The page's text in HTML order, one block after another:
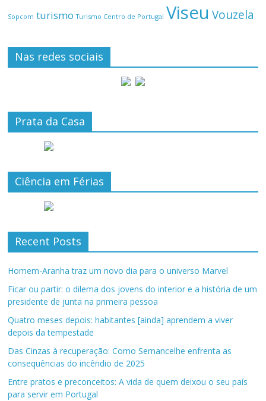
Sopcom turismo Turismo Centro de Portugal Viseu Vouzela
Nas redes sociais
Prata da Casa
Ciência em Férias
Recent Posts
Homem-Aranha traz um novo dia para o universo Marvel
Ficar ou partir: o dilema dos jovens do interior e a história de um
presidente de junta na primeira pessoa
Quatro meses depois: habitantes [ainda] aprendem a viver
depois da tempestade
Das Cinzas à recuperação: Como Sernancelhe enfrenta as
consequências do incêndio de 2025
Entre pratos e preconceitos: A vida de quem deixou o seu país
para servir em Portugal